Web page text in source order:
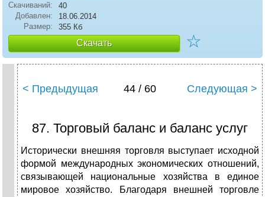
Скачиваний:
40
Добавлен:
18.06.2014
Размер:
355 Кб
Скачать ☆
< Предыдущая 44 / 60 Следующая >
87. Торговый баланс и баланс услуг
Исторически внешняя торговля выступает исходной
формой международных экономических отношений,
связывающей национальные хозяйства в единое
мировое хозяйство. Благодаря внешней торговле